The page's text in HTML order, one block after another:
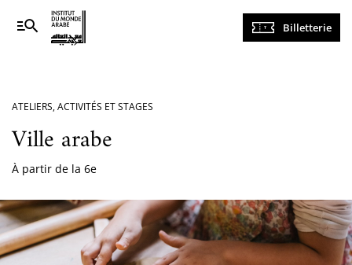
Navigation
principale
Billetterie
ATELIERS, ACTIVITÉS ET STAGES
Ville arabe
À partir de la 6e